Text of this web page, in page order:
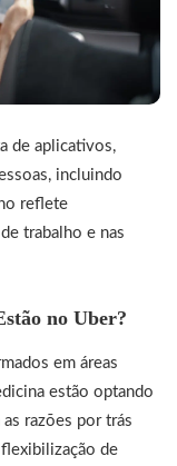
de aplicativos,
incluindo
reflete
trabalho e nas
no Uber?
em áreas
estão optando
razões por trás
de